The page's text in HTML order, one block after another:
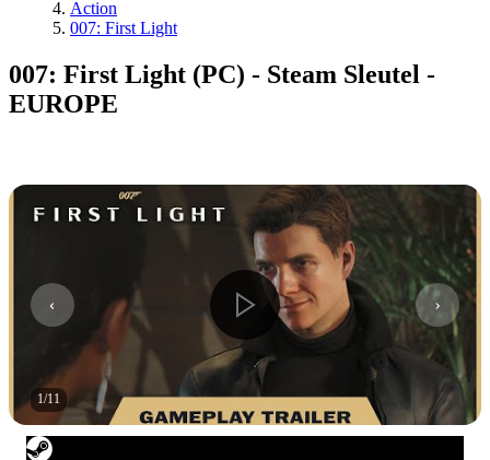
Action
007: First Light
007: First Light (PC) - Steam Sleutel -
EUROPE
1/11